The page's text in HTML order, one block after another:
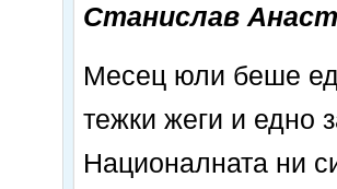
Станислав
Месец юли беше
тежки жеги и едно
Националната ни